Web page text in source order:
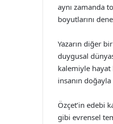
aynı zamanda
boyutlarını
Yazarın diğer
duygusal
kalemiyle
insanın doğayla
Özçet’in edebi
gibi evrensel